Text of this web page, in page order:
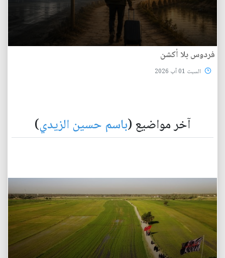
فردوس بلا أكشن
السبت 01 آب 2026
آخر مواضيع (باسم حسين الزيدي)